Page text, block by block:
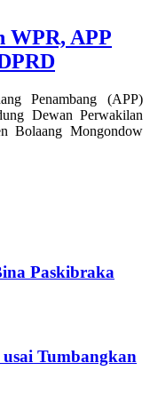
WPR, APP
Penambang (APP)
Dewan Perwakilan
Bolaang Mongondow
Paskibraka
Tumbangkan